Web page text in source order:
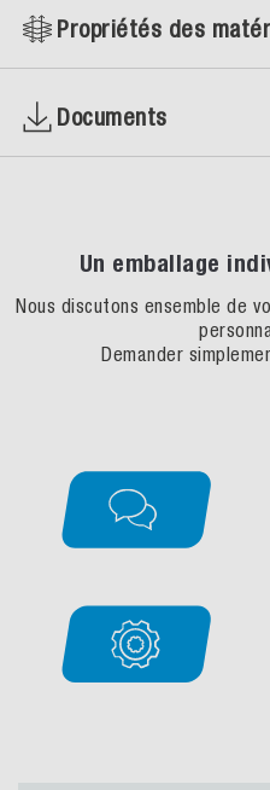
Propriétés des
Documents
Un emballage
Nous discutons ensemble de
Demander